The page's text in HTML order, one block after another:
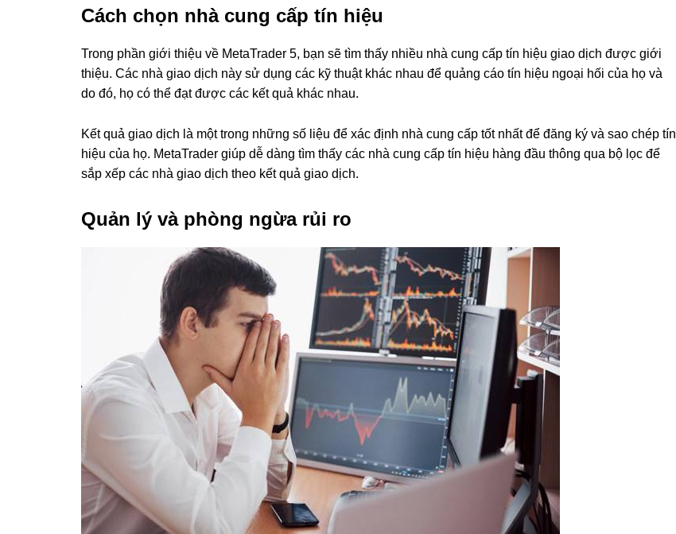
Cách chọn nhà cung cấp tín hiệu
Trong phần giới thiệu về MetaTrader 5, bạn sẽ tìm thấy nhiều nhà cung cấp tín hiệu giao dịch được giới
thiệu. Các nhà giao dịch này sử dụng các kỹ thuật khác nhau để quảng cáo tín hiệu ngoại hối của họ và
do đó, họ có thể đạt được các kết quả khác nhau.
Kết quả giao dịch là một trong những số liệu để xác định nhà cung cấp tốt nhất để đăng ký và sao chép tín
hiệu của họ. MetaTrader giúp dễ dàng tìm thấy các nhà cung cấp tín hiệu hàng đầu thông qua bộ lọc để
sắp xếp các nhà giao dịch theo kết quả giao dịch.
Quản lý và phòng ngừa rủi ro